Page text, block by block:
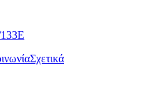
Σχετικά